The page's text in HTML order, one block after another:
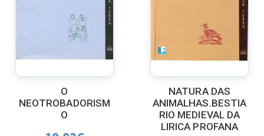
O
NEOTROBADORISM
O
NATURA DAS
ANIMALHAS.BESTIA
RIO MEDIEVAL DA
LIRICA PROFANA